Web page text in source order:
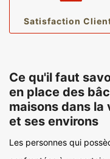
Satisfaction
Ce qu'il faut
en place des
maisons dans la
et ses environs
Les personnes qui